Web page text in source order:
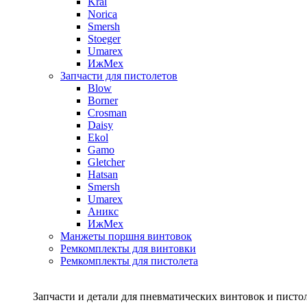
Norica
Smersh
Stoeger
Umarex
ИжМех
Запчасти для пистолетов
Blow
Borner
Crosman
Daisy
Ekol
Gamo
Gletcher
Hatsan
Smersh
Umarex
Аникс
ИжМех
Манжеты поршня винтовок
Ремкомплекты для винтовки
Ремкомплекты для пистолета
Запчасти и детали для пневматических винтовок и